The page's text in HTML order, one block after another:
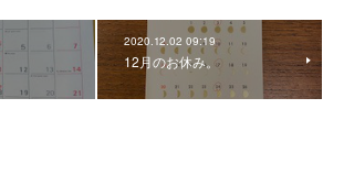
2020.12.02 09:19
12月のお休み。